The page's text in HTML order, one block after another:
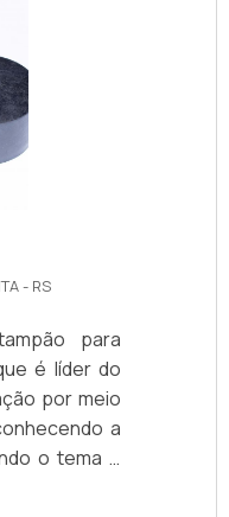
- RS
para
é líder do
por meio
a
o tema é
mão de